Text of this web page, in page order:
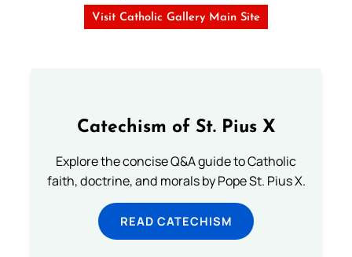
Visit Catholic Gallery Main Site
Catechism of St. Pius X
Explore the concise Q&A guide to Catholic
faith, doctrine, and morals by Pope St. Pius X.
READ CATECHISM